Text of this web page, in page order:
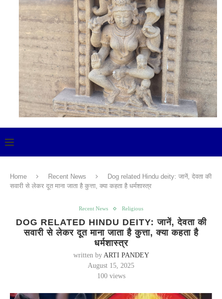
Home Recent News
Dog related Hindu deity: जानें, देवता की
सवारी से लेकर दूत माना जाता है कुत्ता, क्या कहता है धर्मशास्त्र
Recent News Religious
DOG RELATED HINDU DEITY: जानें, देवता की
सवारी से लेकर दूत माना जाता है कुत्ता, क्या कहता है
धर्मशास्त्र
written by ARTI PANDEY
August 15, 2025
100views